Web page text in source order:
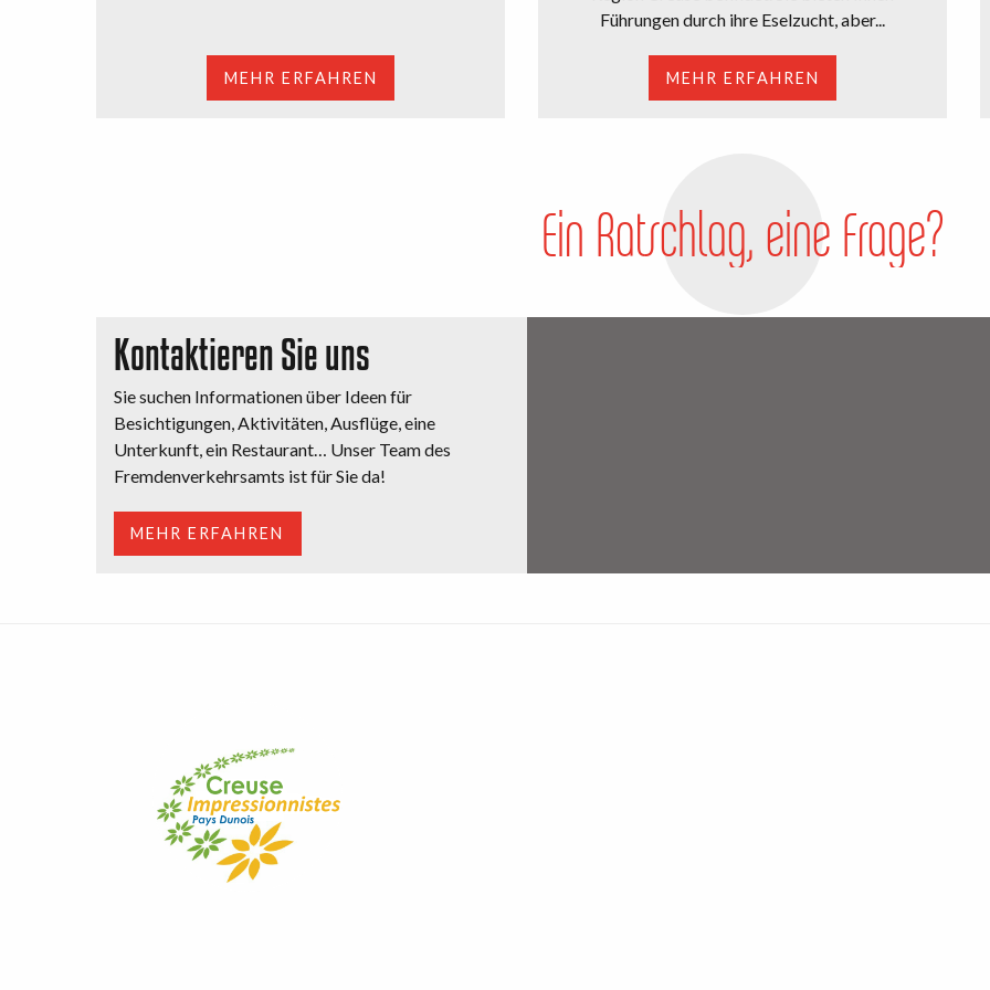
MEHR ERFAHREN
Führungen durch ihre Eselzucht, aber...
MEHR ERFAHREN
Ein Ratschlag, eine Frage?
Kontaktieren Sie uns
Sie suchen Informationen über Ideen für
Besichtigungen, Aktivitäten, Ausflüge, eine
Unterkunft, ein Restaurant… Unser Team des
Fremdenverkehrsamts ist für Sie da!
MEHR ERFAHREN